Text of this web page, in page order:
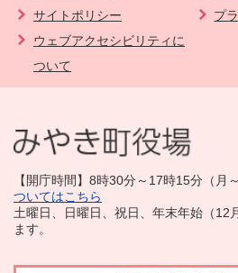
サイトポリシー
プ
ウェブアクセシビリティに
ついて
【開庁時間】8時30分～17時15分（月
ついてはこちら
土曜日、日曜日、祝日、年末年始（12
ます。